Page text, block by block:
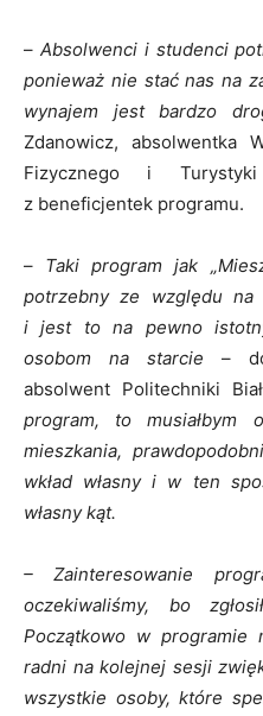
– Absolwenci i studenci
ponieważ nie stać nas na
wynajem jest bardzo
Zdanowicz, absolwentka
Fizycznego i
z beneficjentek programu.
– Taki program jak
potrzebny ze względu na
i jest to na pewno
osobom na starcie –
absolwent Politechniki
program, to musiałbym
mieszkania,
wkład własny i w ten
własny kąt.
– Zainteresowanie
oczekiwaliśmy, bo
Początkowo w programie
radni na kolejnej sesji
wszystkie osoby, które